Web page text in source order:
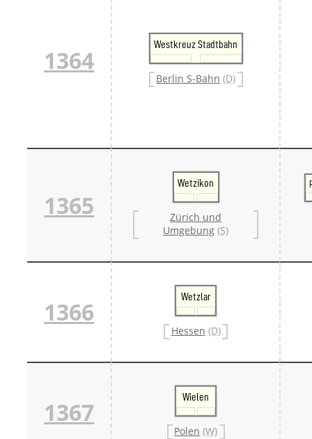
1364
Westkreuz Stadtbahn
Berlin S-Bahn (D)
1365
Wetzikon
Zürich und
Umgebung (S)
1366
Wetzlar
Hessen (D)
1367
Wielen
Polen (W)